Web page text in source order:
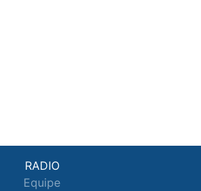
RADIO
Equipe